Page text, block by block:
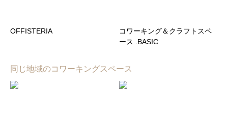
OFFISTERIA
コワーキング＆クラフトスペ
ース .BASIC
同じ地域のコワーキングスペース